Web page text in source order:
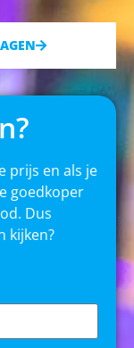
prijs en als je
goedkoper
Dus
kijken?